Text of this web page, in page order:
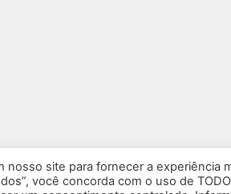
nosso site para fornecer a experiência
você concorda com o uso de